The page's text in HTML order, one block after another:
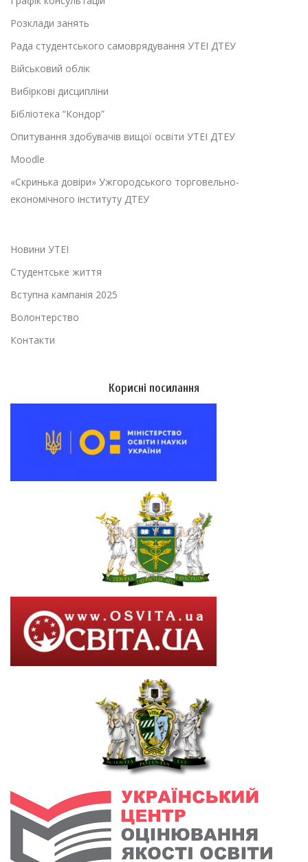
Розклади занять
Рада студентського самоврядування УТЕІ ДТЕУ
Військовий облік
Вибіркові дисципліни
Бібліотека “Кондор”
Опитування здобувачів вищої освіти УТЕІ ДТЕУ
Moodle
«Скринька довіри» Ужгородського торговельно-
економічного інституту ДТЕУ
Новини УТЕІ
Студентське життя
Вступна кампанія 2025
Волонтерство
Контакти
Корисні посилання